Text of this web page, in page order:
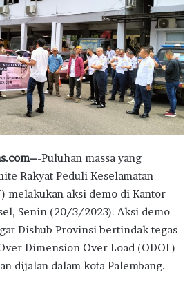
-Puluhan massa yang
Rakyat Peduli Keselamatan
melakukan aksi demo di Kantor
Senin (20/3/2023). Aksi demo
Dishub Provinsi bertindak tegas
Dimension Over Load (ODOL)
dijalan dalam kota Palembang.